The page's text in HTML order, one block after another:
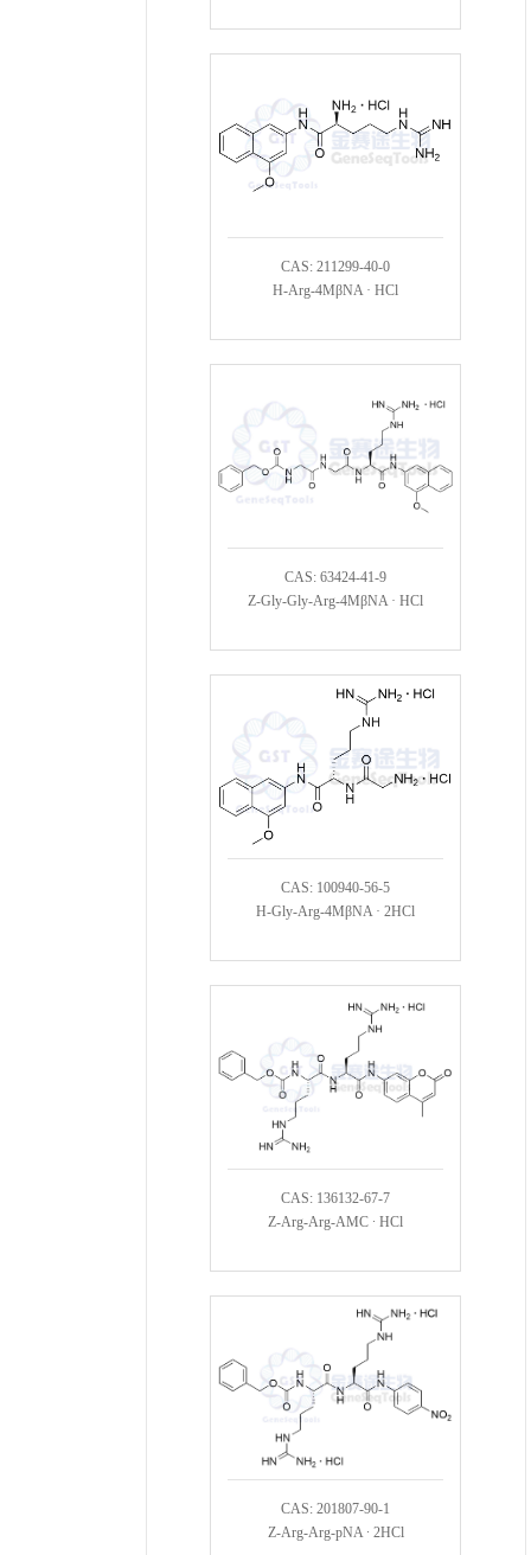
CAS: 211299-40-0
H-Arg-4MβNA · HCl
CAS: 63424-41-9
Z-Gly-Gly-Arg-4MβNA · HCl
CAS: 100940-56-5
H-Gly-Arg-4MβNA · 2HCl
CAS: 136132-67-7
Z-Arg-Arg-AMC ∙ HCl
CAS: 201807-90-1
Z-Arg-Arg-pNA ∙ 2HCl